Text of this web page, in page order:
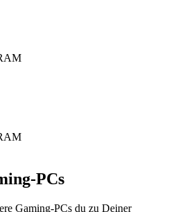
PCs
Gaming-PCs du zu Deiner